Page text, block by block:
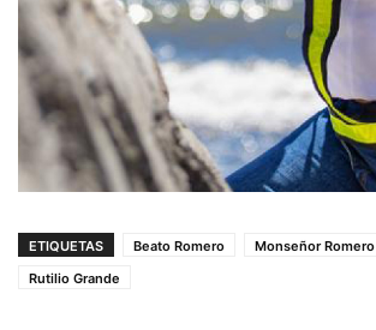
ETIQUETAS Beato Romero Monseñor Romero
Rutilio Grande